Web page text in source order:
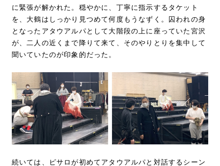
に緊張が解かれた。穏やかに、丁寧に指示するタケット
を、大鶴はしっかり見つめて何度もうなずく。囚われの身
となったアタウアルパとして大階段の上に座っていた宮沢
が、二人の近くまで降りて来て、そのやりとりを集中して
聞いていたのが印象的だった。
続いては、ピサロが初めてアタウアルパと対話するシーン